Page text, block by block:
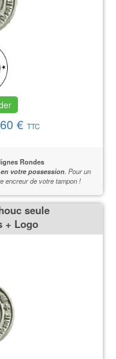
€ TTC
Rondes
votre possession. Pour un
encreur de votre tampon !
seule
+ Logo